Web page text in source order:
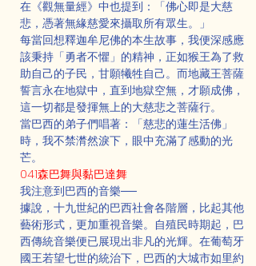
在《觀無量經》中也提到：「佛心即是大慈
悲，憑著無緣慈愛來攝取所有眾生。」
每當回想釋迦牟尼佛的本生故事，我便深感應
該秉持「勇者不懼」的精神，正如猴王為了救
助自己的子民，甘願犧牲自己。而地藏王菩薩
誓言永在地獄中，直到地獄空無，才願成佛，
這一切都是發揮無上的大慈悲之菩薩行。
當巴西的弟子們唱著：「慈悲的蓮生活佛」
時，我不禁潸然淚下，眼中充滿了感動的光
芒。
041森巴舞與黏巴達舞
我注意到巴西的音樂──
據說，十九世紀的巴西社會各階層，比起其他
藝術形式，更加重視音樂。自殖民時期起，巴
西傳統音樂便已展現出非凡的光輝。在葡萄牙
國王若望七世的統治下，巴西的大城市如里約